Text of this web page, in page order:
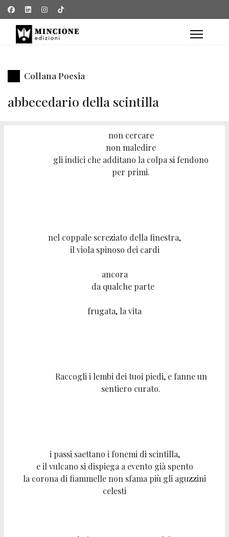
Collana Poesia
abbecedario della scintilla
non cercare
non maledire
gli indici che additano la colpa si fendono
per primi.
nel coppale screziato della finestra,
il viola spinoso dei cardi
ancora
da qualche parte
frugata, la vita
Raccogli i lembi dei tuoi piedi, e fanne un
sentiero curato.
i passi saettano i fonemi di scintilla,
e il vulcano si dispiega a evento già spento
la corona di fiammelle non sfama più gli aguzzini
celesti